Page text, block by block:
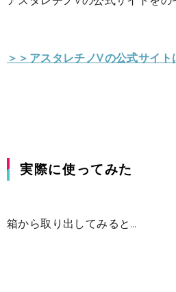
＞＞アスタレチノVの公式サイト
実際に使ってみた
箱から取り出してみると…